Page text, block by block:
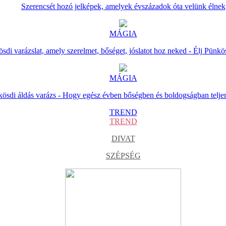
Szerencsét hozó jelképek, amelyek évszázadok óta velünk élnek
MÁGIA
varázslat, amely szerelmet, bőséget, jóslatot hoz neked - Élj
MÁGIA
áldás varázs - Hogy egész évben bőségben és boldogságban
TREND
TREND
DIVAT
SZÉPSÉG